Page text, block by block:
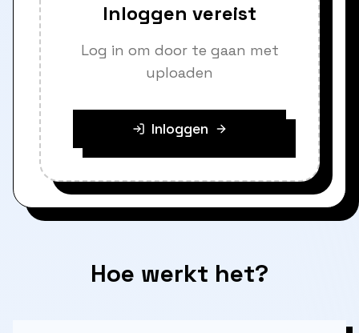
Inloggen vereist
Log in om door te gaan met
uploaden
Inloggen
Hoe werkt het?